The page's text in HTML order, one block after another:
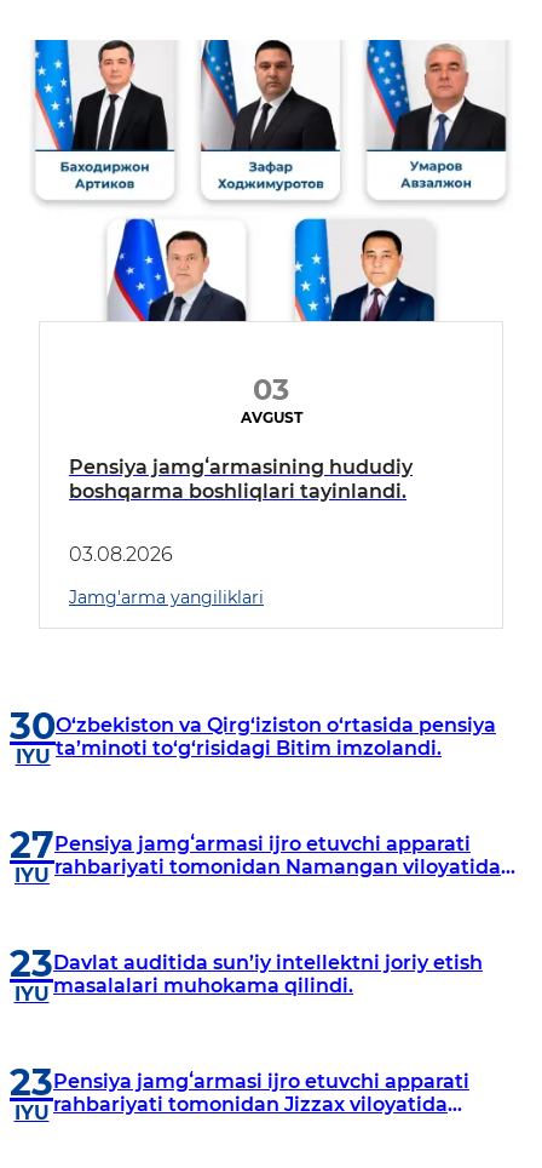
03
AVGUST
Pensiya jamgʻarmasining hududiy
boshqarma boshliqlari tayinlandi.
03.08.2026
Jamg'arma yangiliklari
30
IYU
O‘zbekiston va Qirg‘iziston o‘rtasida pensiya
ta’minoti to‘g‘risidagi Bitim imzolandi.
27
IYU
Pensiya jamgʻarmasi ijro etuvchi apparati
rahbariyati tomonidan Namangan viloyatida
23
IYU
Davlat auditida sun’iy intellektni joriy etish
masalalari muhokama qilindi.
23
IYU
Pensiya jamgʻarmasi ijro etuvchi apparati
rahbariyati tomonidan Jizzax viloyatida